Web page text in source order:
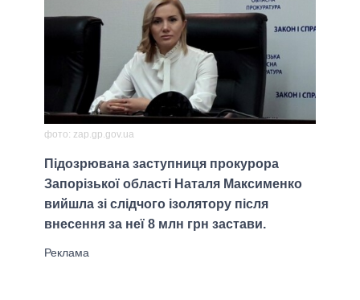
фото: zap.gp.gov.ua
Підозрювана заступниця прокурора
Запорізької області Наталя Максименко
вийшла зі слідчого ізолятору після
внесення за неї 8 млн грн застави.